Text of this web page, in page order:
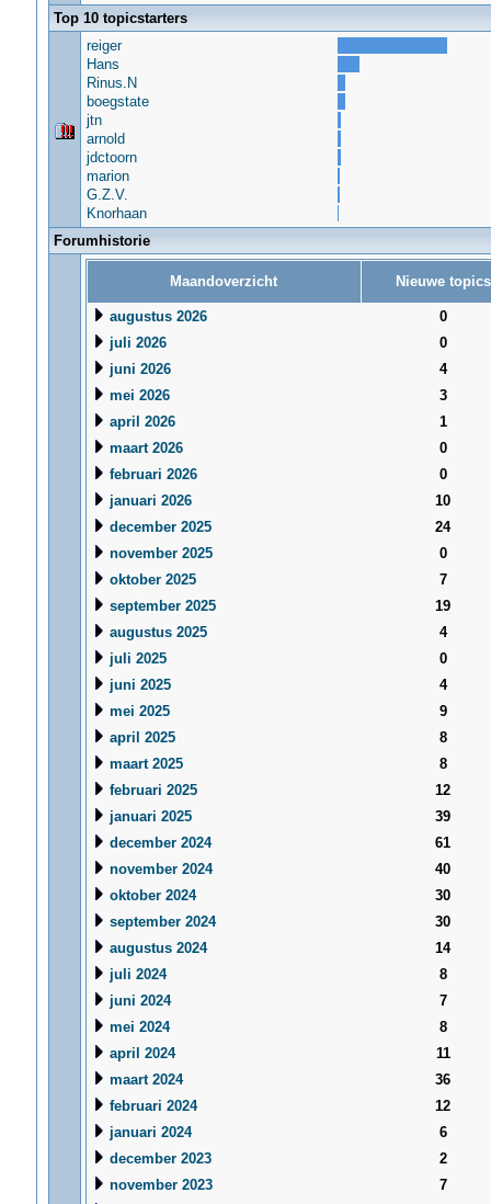
Top 10 topicstarters
reiger
Hans
Rinus.N
boegstate
jtn
arnold
jdctoorn
marion
G.Z.V.
Knorhaan
Forumhistorie
Maandoverzicht Nieuwe topics
augustus 2026
0
juli 2026
0
juni 2026
4
mei 2026
3
april 2026
1
maart 2026
0
februari 2026
0
januari 2026
10
december 2025
24
november 2025
0
oktober 2025
7
september 2025
19
augustus 2025
4
juli 2025
0
juni 2025
4
mei 2025
9
april 2025
8
maart 2025
8
februari 2025
12
januari 2025
39
december 2024
61
november 2024
40
oktober 2024
30
september 2024
30
augustus 2024
14
juli 2024
8
juni 2024
7
mei 2024
8
april 2024
11
maart 2024
36
februari 2024
12
januari 2024
6
december 2023
2
november 2023
7